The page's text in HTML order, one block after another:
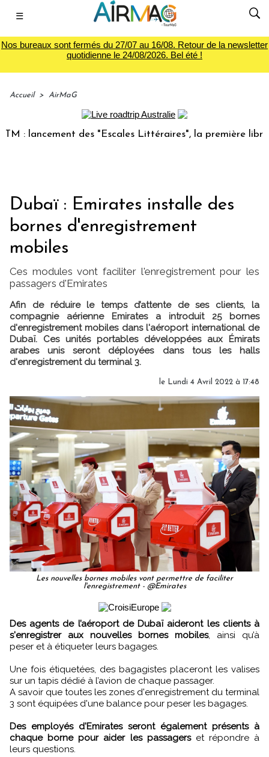
☰
Nos bureaux sont fermés du 27/07 au 16/08. Retour de la newsletter
quotidienne le 24/08/2026. Bel été !
Accueil > AirMaG
lancement des "Escales Littéraires", la première librairie
Dubaï : Emirates installe des
bornes d'enregistrement
mobiles
Ces modules vont faciliter l'enregistrement pour les
passagers d'Emirates
Afin de réduire le temps d’attente de ses clients, la
compagnie aérienne Emirates a introduit 25 bornes
d'enregistrement mobiles dans l'aéroport international de
Dubaï. Ces unités portables développées aux Émirats
arabes unis seront déployées dans tous les halls
d'enregistrement du terminal 3.
le Lundi 4 Avril 2022 à 17:48
Les nouvelles bornes mobiles vont permettre de faciliter
l'enregistrement - @Emirates
Des agents de l’aéroport de Dubaï aideront les clients à
s'enregistrer aux nouvelles bornes mobiles, ainsi qu’à
peser et à étiqueter leurs bagages.
Une fois étiquetées, des bagagistes placeront les valises
sur un tapis dédié à l’avion de chaque passager.
A savoir que toutes les zones d'enregistrement du terminal
3 sont équipées d'une balance pour peser les bagages.
Des employés d'Emirates seront également présents à
chaque borne pour aider les passagerset répondre à
leurs questions.